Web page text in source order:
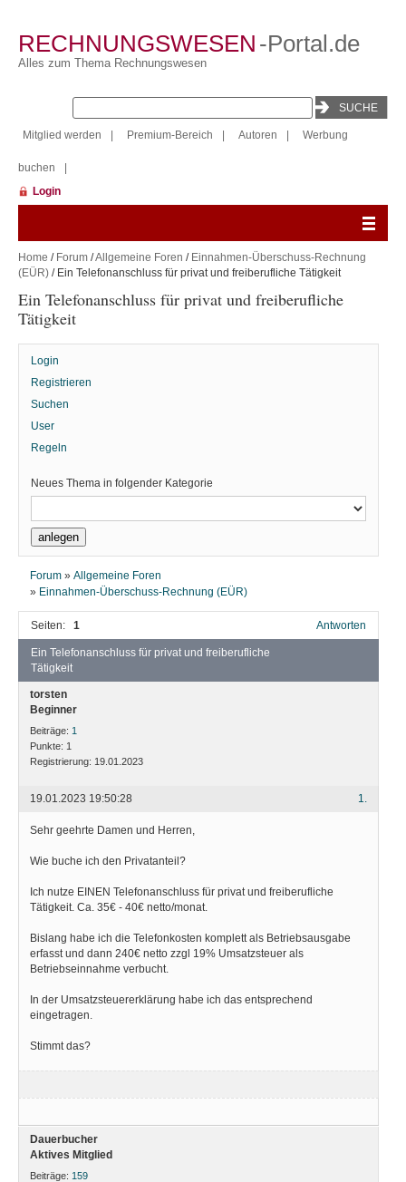
RECHNUNGSWESEN -Portal.de
Alles zum Thema Rechnungswesen
Mitglied werden Premium-Bereich Autoren Werbung
buchen
Login
Home / Forum /Allgemeine Foren / Einnahmen-Überschuss-Rechnung
(EÜR) / Ein Telefonanschluss für privat und freiberufliche Tätigkeit
Ein Telefonanschluss für privat und freiberufliche
Tätigkeit
Login
Registrieren
Suchen
User
Regeln
Neues Thema in folgender Kategorie
Forum »Allgemeine Foren
» Einnahmen-Überschuss-Rechnung (EÜR)
Seiten: 1 Antworten
Ein Telefonanschluss für privat und freiberufliche
Tätigkeit
torsten
Beginner
Beiträge: 1
Punkte: 1
Registrierung: 19.01.2023
1.
19.01.2023 19:50:28
Sehr geehrte Damen und Herren,
Wie buche ich den Privatanteil?
Ich nutze EINEN Telefonanschluss für privat und freiberufliche
Tätigkeit. Ca. 35€ - 40€ netto/monat.
Bislang habe ich die Telefonkosten komplett als Betriebsausgabe
erfasst und dann 240€ netto zzgl 19% Umsatzsteuer als
Betriebseinnahme verbucht.
In der Umsatzsteuererklärung habe ich das entsprechend
eingetragen.
Stimmt das?
Dauerbucher
Aktives Mitglied
Beiträge: 159